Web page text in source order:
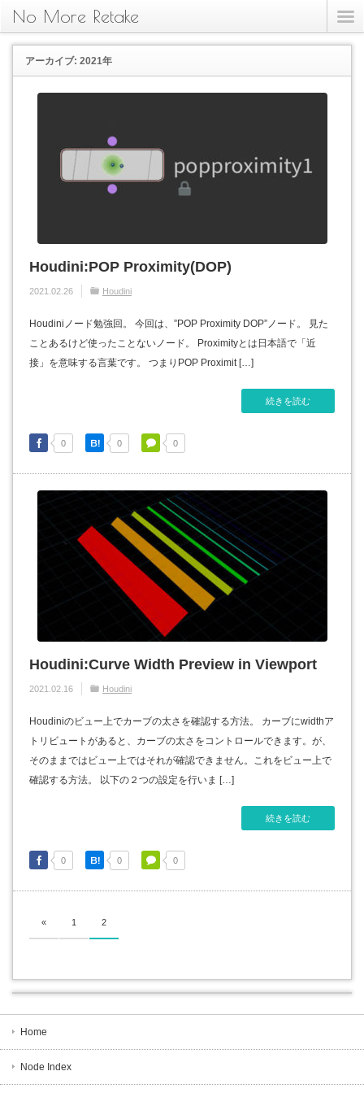
No More Retake
アーカイブ: 2021年
Houdini:POP Proximity(DOP)
2021.02.26 Houdini
Houdiniノード勉強回。 今回は、”POP Proximity DOP”ノード。 見た
ことあるけど使ったことないノード。 Proximityとは日本語で「近
接」を意味する言葉です。 つまりPOP Proximit […]
続きを読む
0 0 0
Houdini:Curve Width Preview in Viewport
2021.02.16 Houdini
Houdiniのビュー上でカーブの太さを確認する方法。 カーブにwidthア
トリビュートがあると、カーブの太さをコントロールできます。が、
そのままではビュー上ではそれが確認できません。これをビュー上で
確認する方法。 以下の２つの設定を行いま […]
続きを読む
0 0 0
« 1 2
Home
Node Index